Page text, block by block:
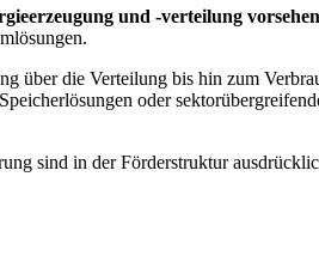
und -verteilung
über die Verteilung bis hin zum
oder
sind in der Förderstruktur